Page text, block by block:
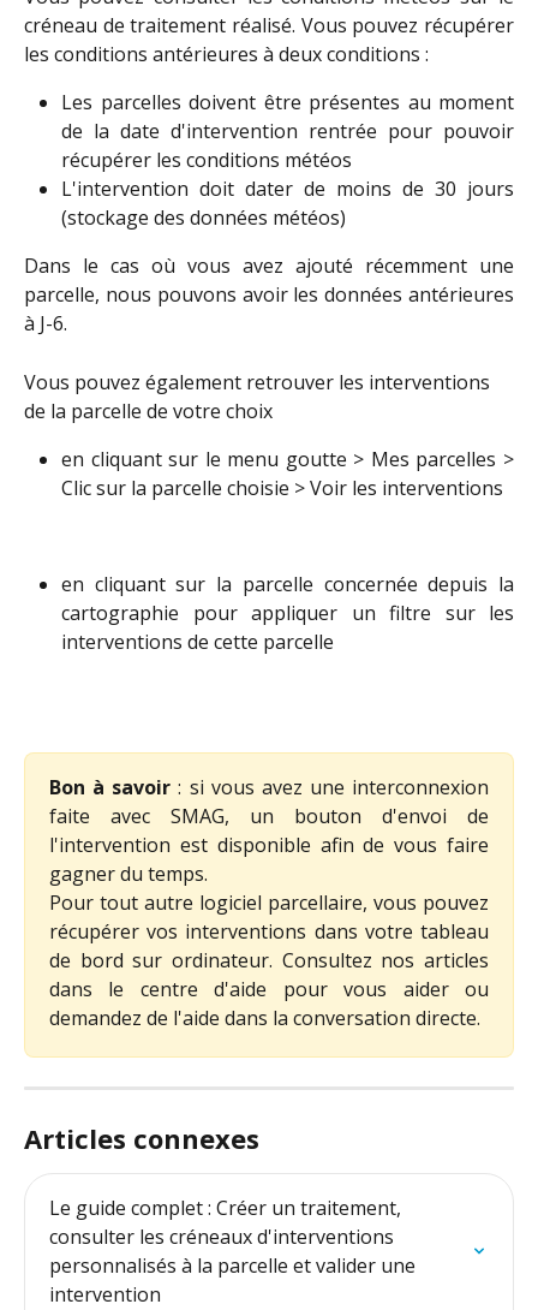
créneau de traitement réalisé. Vous pouvez récupérer
les conditions antérieures à deux conditions :
Les parcelles doivent être présentes au moment
de la date d'intervention rentrée pour pouvoir
récupérer les conditions météos
L'intervention doit dater de moins de 30 jours
(stockage des données météos)
Dans le cas où vous avez ajouté récemment une
parcelle, nous pouvons avoir les données antérieures
à J-6.
Vous pouvez également retrouver les interventions
de la parcelle de votre choix
en cliquant sur le menu goutte > Mes parcelles >
Clic sur la parcelle choisie > Voir les interventions
en cliquant sur la parcelle concernée depuis la
cartographie pour appliquer un filtre sur les
interventions de cette parcelle
Bon à savoir: si vous avez une interconnexion
faite avec SMAG, un bouton d'envoi de
l'intervention est disponible afin de vous faire
gagner du temps.
Pour tout autre logiciel parcellaire, vous pouvez
récupérer vos interventions dans votre tableau
de bord sur ordinateur. Consultez nos articles
dans le centre d'aide pour vous aider ou
demandez de l'aide dans la conversation directe.
Articles connexes
Le guide complet : Créer un traitement,
consulter les créneaux d'interventions
personnalisés à la parcelle et valider une
intervention